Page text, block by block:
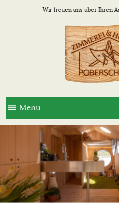
Wir freuen uns über Ihren
Menu